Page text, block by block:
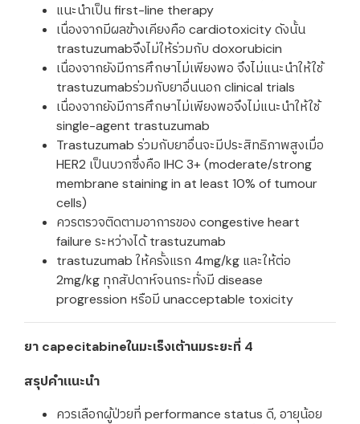
แนะนำเป็น first-line therapy
เนื่องจากมีผลข้างเคียงคือ cardiotoxicity ดังนั้น
trastuzumabจึงไม่ให้ร่วมกับ doxorubicin
เนื่องจากยังมีการศึกษาไม่เพียงพอ จึงไม่แนะนำให้ใช้
trastuzumabร่วมกับยาอื่นนอก clinical trials
เนื่องจากยังมีการศึกษาไม่เพียงพอจึงไม่แนะนำให้ใช้
single-agent trastuzumab
Trastuzumab ร่วมกับยาอื่นจะมีประสิทธิภาพสูงเมื่อ
HER2 เป็นบวกซึ่งคือ IHC 3+ (moderate/strong
membrane staining in at least 10% of tumour
cells)
ควรตรวจติดตามอาการของ congestive heart
failure ระหว่างได้ trastuzumab
trastuzumab ให้ครั้งแรก 4mg/kg และให้ต่อ
2mg/kg ทุกสัปดาห์จนกระทั่งมี disease
progression หรือมี unacceptable toxicity
ยา capecitabineในมะเร็งเต้านมระยะที่ 4
สรุปคำแนะนำ
ควรเลือกผู้ป่วยที่ performance status ดี, อายุน้อย